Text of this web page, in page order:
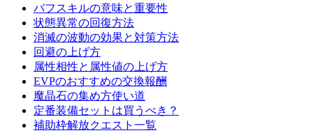
バフスキルの意味と重要性
状態異常の回復方法
消滅の波動の効果と対策方法
回避の上げ方
属性相性と属性値の上げ方
EVPのおすすめの交換報酬
魔晶石の集め方使い道
定番装備セットは買うべき？
補助枠解放クエスト一覧